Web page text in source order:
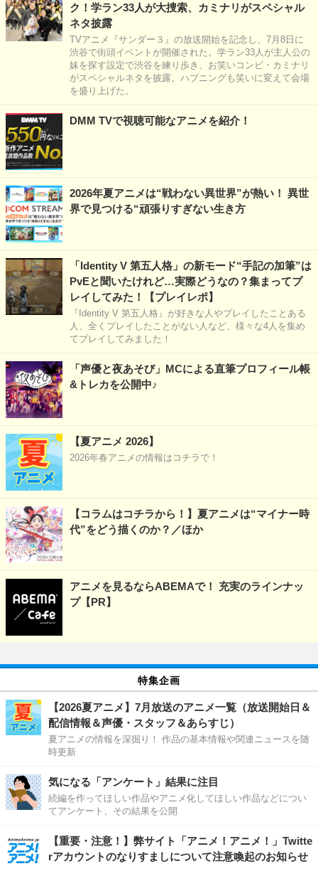
ク！学ラン33人が大捜索、カミナリがスペシャル
ネタ披露
TVアニメ『サンダー３』の放送開始を記念し、7月8日に
渋谷で街頭イベントが開催された。学ラン33人が主人公の
妹を探す設定で渋谷を練り歩き、お笑いコンビ・カミナリ
がスペシャルネタを披露。ハプニングも笑いに変えて会場
を盛り上げた。
DMM TVで視聴可能なアニメを紹介！
2026年夏アニメは“戦わない異世界”が熱い！ 異世
界で見つける“頑張りすぎない生き方
「Identity V 第五人格」の新モード“手記の加筆”は
PvEと聞いたけれど…実際どうなの？集まってプ
レイしてみた！【プレイレポ】
『Identity V 第五人格』が好きな人やプレイしたことある
人、全くプレイしたことがない人など、様々な4人を集め
てプレイしてみました！
「声優と夜あそび」MCによる直筆プロフィール帳
&トレカを公開中♪
【夏アニメ 2026】
2026年春アニメの情報はコチラで！
【コラムはコチラから！】夏アニメは“マイナー時
代”をどう描くのか？／ほか
アニメを見るならABEMAで！ 充実のラインナッ
プ【PR】
特集企画
【2026夏アニメ】7月放送のアニメ一覧（放送開始日＆
配信情報＆声優・スタッフ＆あらすじ）
夏アニメの情報を深掘り！ 作品の基本情報や関連ニュースを随
時更新
気になる「アンケート」結果に注目
続編を作ってほしい作品やアニメ化してほしい作品などについ
てアンケート、その結果を公開
【重要・注意！】弊サイト「アニメ！アニメ！」Twitte
rアカウントのなりすましについて注意喚起のお知らせ